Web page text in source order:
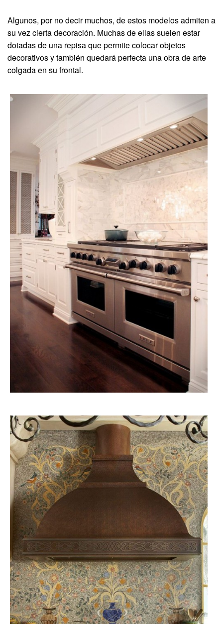
Algunos, por no decir muchos, de estos modelos admiten a
su vez cierta decoración. Muchas de ellas suelen estar
dotadas de una repisa que permite colocar objetos
decorativos y también quedará perfecta una obra de arte
colgada en su frontal.